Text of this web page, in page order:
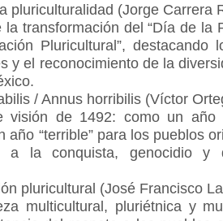
pluriculturalidad (Jorge Carrera
la transformación del “Día de la
Pluricultural”, destacando
y el reconocimiento de la
/ Annus horribilis (Víctor
visión de 1492: como un año
año “terrible” para los pueblos
a la conquista, genocidio y
pluricultural (José Francisco
multicultural, pluriétnica y